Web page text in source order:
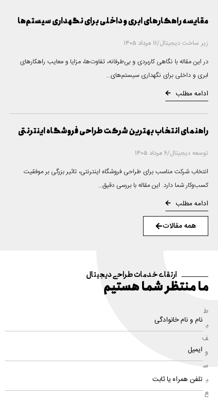
زیر ساخت دیجیتال/11 مرداد 1405
مقایسه راهکارهای ابری و داخلی برای نگهداری سیستم‌ها
در این مقاله با نگاهی کاربردی و بی‌طرفانه، تفاوت‌ها، مزایا و معایب راهکارهای
ابری و داخلی برای نگهداری سیستم‌های...
ادامه مطلب
توسعه دیجیتال/6 مرداد 1405
راهنمای انتخاب بهترین شرکت طراحی فروشگاه اینترنتی
انتخاب شرکت مناسب برای طراحی فروشگاه اینترنتی، تاثیر بزرگی بر موفقیت
کسب‌وکار شما دارد. این مقاله با بررسی دقیق...
ادامه مطلب
همه مقالات
ارتقای خدمات طراحی دیجیتال
ما منتظر شما هستیم
ط
ی
ف
و
س
ی
ع